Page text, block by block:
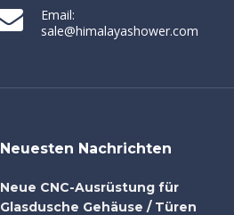
Email:
sale@himalayashower.com
Neuesten Nachrichten
Neue CNC-Ausrüstung für
Glasdusche Gehäuse / Türen